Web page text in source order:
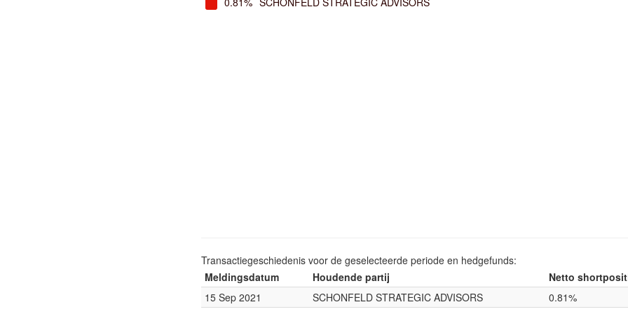
Transactiegeschiedenis voor de geselecteerde periode en hedgefunds:
Meldingsdatum
Houdende partij
Netto
15 Sep 2021
SCHONFELD STRATEGIC ADVISORS
0.81%